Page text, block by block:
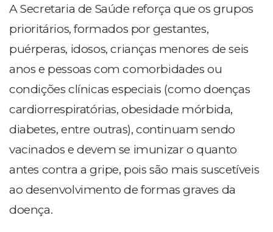
A Secretaria de Saúde reforça que os grupos
prioritários, formados por gestantes,
puérperas, idosos, crianças menores de seis
anos e pessoas com comorbidades ou
condições clínicas especiais (como doenças
cardiorrespiratórias, obesidade mórbida,
diabetes, entre outras), continuam sendo
vacinados e devem se imunizar o quanto
antes contra a gripe, pois são mais suscetíveis
ao desenvolvimento de formas graves da
doença.